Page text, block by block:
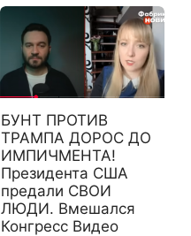
БУНТ ПРОТИВ
ТРАМПА ДОРОС ДО
ИМПИЧМЕНТА!
Президента США
предали СВОИ
ЛЮДИ. Вмешался
Конгресс Видео